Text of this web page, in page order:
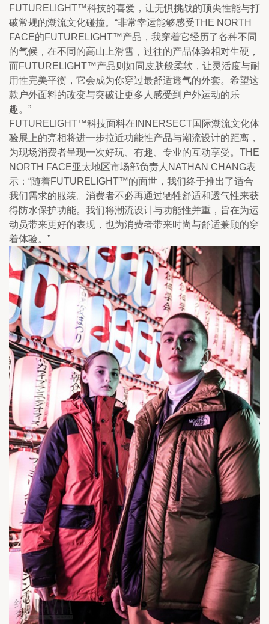
FUTURELIGHT™科技的喜爱，让无惧挑战的顶尖性能与打
破常规的潮流文化碰撞。“非常幸运能够感受THE NORTH
FACE的FUTURELIGHT™产品，我穿着它经历了各种不同
的气候，在不同的高山上滑雪，过往的产品体验相对生硬，
而FUTURELIGHT™产品则如同皮肤般柔软，让灵活度与耐
用性完美平衡，它会成为你穿过最舒适透气的外套。希望这
款户外面料的改变与突破让更多人感受到户外运动的乐
趣。”
FUTURELIGHT™科技面料在INNERSECT国际潮流文化体
验展上的亮相将进一步拉近功能性产品与潮流设计的距离，
为现场消费者呈现一次好玩、有趣、专业的互动享受。THE
NORTH FACE亚太地区市场部负责人NATHAN CHANG表
示：“随着FUTURELIGHT™的面世，我们终于推出了适合
我们需求的服装。消费者不必再通过牺牲舒适和透气性来获
得防水保护功能。我们将潮流设计与功能性并重，旨在为运
动员带来更好的表现，也为消费者带来时尚与舒适兼顾的穿
着体验。”